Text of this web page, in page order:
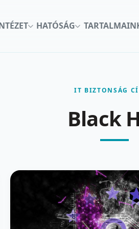
HATÓSÁG
IT BIZTONSÁG
Black